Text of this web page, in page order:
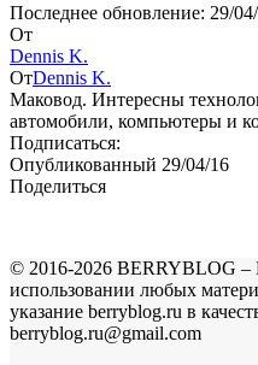
Последнее обновление: 29/
От
Dennis K.
ОтDennis K.
Маковод. Интересны
автомобили, компьютеры и
Подписаться:
Опубликованный 29/04/16
Поделиться
© 2016-2026 BERRYBLOG
использовании любых
указание berryblog.ru в
berryblog.ru@gmail.com